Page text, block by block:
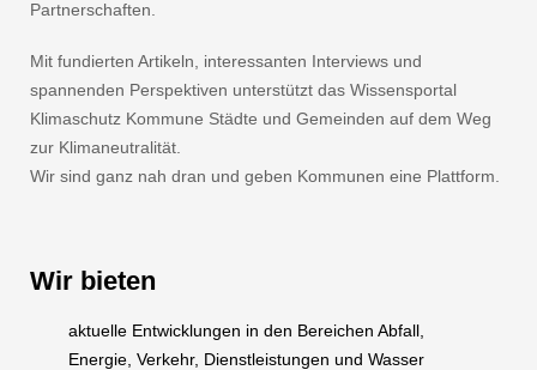
Partnerschaften.
Mit fundierten Artikeln, interessanten Interviews und
spannenden Perspektiven unterstützt das Wissensportal
Klimaschutz Kommune Städte und Gemeinden auf dem Weg
zur Klimaneutralität.
Wir sind ganz nah dran und geben Kommunen eine Plattform.
Wir bieten
aktuelle Entwicklungen in den Bereichen Abfall,
Energie, Verkehr, Dienstleistungen und Wasser